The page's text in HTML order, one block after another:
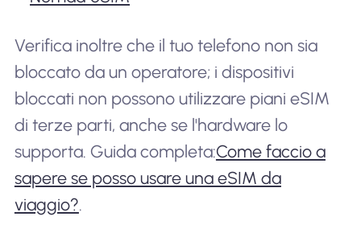
Verifica inoltre che il tuo telefono non sia
bloccato da un operatore; i dispositivi
bloccati non possono utilizzare piani eSIM
di terze parti, anche se l'hardware lo
supporta. Guida completa:Come faccio a
sapere se posso usare una eSIM da
viaggio?.